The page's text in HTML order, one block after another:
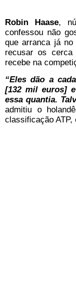
Robin Haase,
confessou não
que arranca já
recusar os
recebe na
“Eles dão a
[132 mil euros]
essa quantia.
admitiu o
classificação ATP,